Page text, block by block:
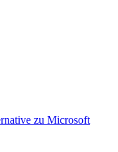
zu Microsoft